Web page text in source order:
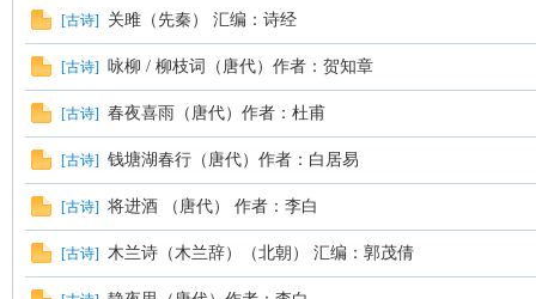
[古诗] 关雎（先秦） 汇编：诗经
[古诗] 咏柳 / 柳枝词（唐代）作者：贺知章
[古诗] 春夜喜雨（唐代）作者：杜甫
[古诗] 钱塘湖春行（唐代）作者：白居易
[古诗] 将进酒 （唐代） 作者：李白
[古诗] 木兰诗（木兰辞）（北朝） 汇编：郭茂倩